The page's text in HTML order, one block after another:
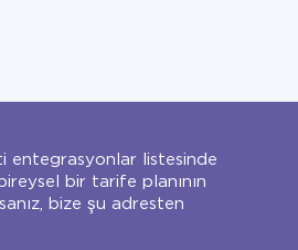
entegrasyonlar listesinde
bir tarife planının
bize şu adresten